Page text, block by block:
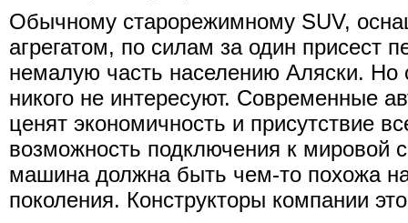
Обычному старорежимному SUV,
агрегатом, по силам за один присест
немалую часть населению Аляски. Но
никого не интересуют. Современные
ценят экономичность и присутствие
возможность подключения к мировой
машина должна быть чем-то похожа
поколения. Конструкторы компании